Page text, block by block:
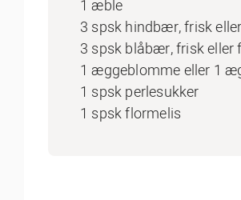
1 æble
3 spsk hindbær, frisk
3 spsk blåbær, frisk eller
1 æggeblomme eller 1
1 spsk perlesukker
1 spsk flormelis